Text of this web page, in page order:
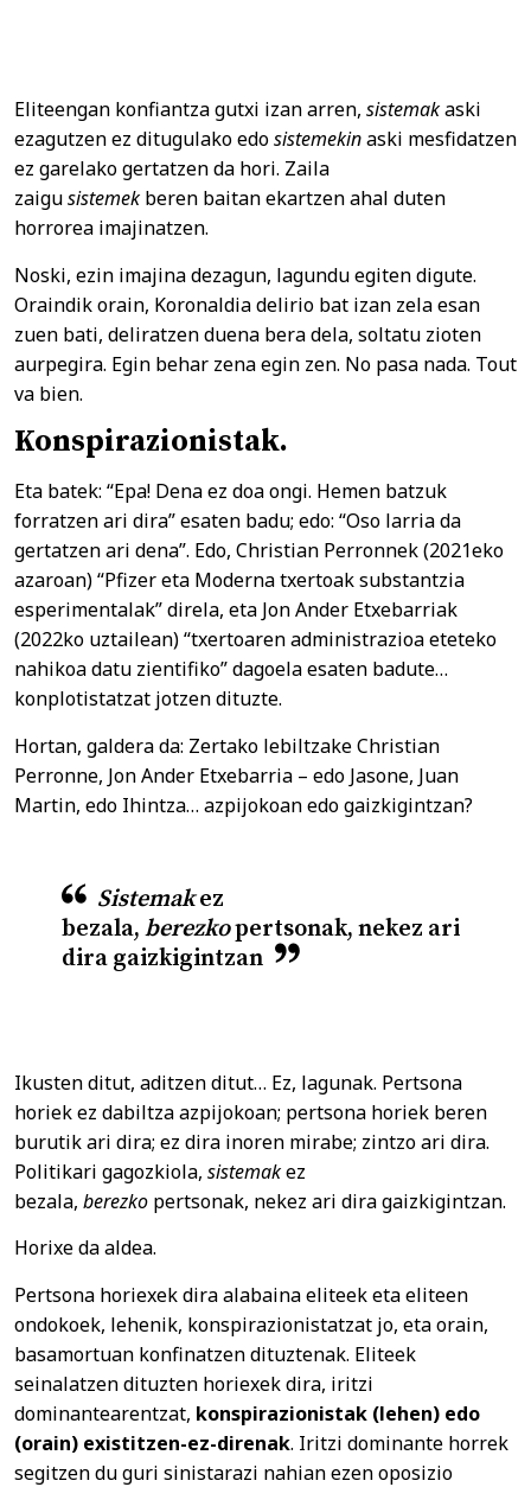
Eliteengan konfiantza gutxi izan arren, sistemakaski
ezagutzen ez ditugulako edosistemekinaski mesfidatzen
ez garelako gertatzen da hori. Zaila
zaigusistemek beren baitan ekartzen ahal duten
horrorea imajinatzen.
Noski, ezin imajina dezagun, lagundu egiten digute.
Oraindik orain, Koronaldia delirio bat izan zela esan
zuen bati, deliratzen duena bera dela, soltatu zioten
aurpegira. Egin behar zena egin zen. No pasa nada. Tout
va bien.
Konspirazionistak.
Eta batek: “Epa! Dena ez doa ongi. Hemen batzuk
forratzen ari dira” esaten badu; edo: “Oso larria da
gertatzen ari dena”. Edo, Christian Perronnek (2021eko
azaroan) “Pfizer eta Moderna txertoak substantzia
esperimentalak” direla, eta Jon Ander Etxebarriak
(2022ko uztailean) “txertoaren administrazioa eteteko
nahikoa datu zientifiko” dagoela esaten badute…
konplotistatzat jotzen dituzte.
Hortan, galdera da: Zertako lebiltzake Christian
Perronne, Jon Ander Etxebarria – edo Jasone, Juan
Martin, edo Ihintza… azpijokoan edo gaizkigintzan?
Sistemakez
bezala, berezkopertsonak, nekez ari
dira gaizkigintzan
Ikusten ditut, aditzen ditut… Ez, lagunak. Pertsona
horiek ez dabiltza azpijokoan; pertsona horiek beren
burutik ari dira; ez dira inoren mirabe; zintzo ari dira.
Politikari gagozkiola, sistemakez
bezala, berezko pertsonak, nekez ari dira gaizkigintzan.
Horixe da aldea.
Pertsona horiexek dira alabaina eliteek eta eliteen
ondokoek, lehenik, konspirazionistatzat jo, eta orain,
basamortuan konfinatzen dituztenak. Eliteek
seinalatzen dituzten horiexek dira, iritzi
dominantearentzat, konspirazionistak (lehen) edo
(orain) existitzen-ez-direnak. Iritzi dominante horrek
segitzen du guri sinistarazi nahian ezen oposizio